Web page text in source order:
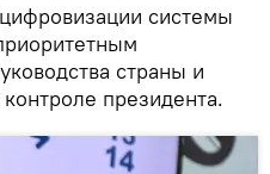
системы
страны и
президента.